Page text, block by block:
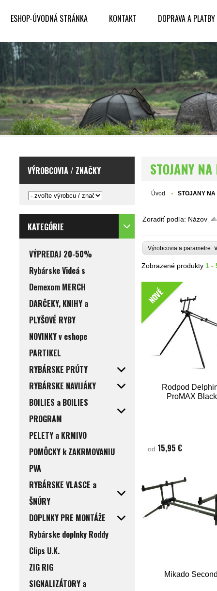
ESHOP-ÚVODNÁ STRÁNKA KONTAKT DOPRAVA A PLATBY
VÝROBCOVIA / ZNAČKY
KATEGÓRIE
VÝPREDAJ 20-50%
Rybárske Videá s
Demexom MERCH
DARČEKY, KNIHY a
PLYŠOVÉ RYBY
NOVINKY v eshope
PARTIKEL
RYBÁRSKE PRÚTY
RYBÁRSKE NAVIJÁKY
BOILIES a BOILIES
PROGRAM
PELETY a KRMIVO
POMÔCKY k ZAKRMOVANIU
PVA
RYBÁRSKE VLASCE a
ŠNÚRY
DOPLNKY PRE MONTÁŽE
Rybárske doplnky Roddy
Clips U.K.
ZIG RIG
SIGNALIZÁTORY a
STOJANY
Úvod STOJANY NA
Zoradiť podľa: Názov
Výrobcovia a parametre
Zobrazené produkty 1 -
NOVÉ
Rodpod
ProMAX
od 15,95 €
Mikado